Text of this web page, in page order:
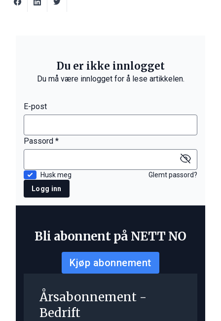
Du er ikke innlogget
Du må være innlogget for å lese artikkelen.
E-post
Passord *
Husk meg
Glemt passord?
Logg inn
Bli abonnent på NETT NO
Kjøp abonnement
Årsabonnement -
Bedrift